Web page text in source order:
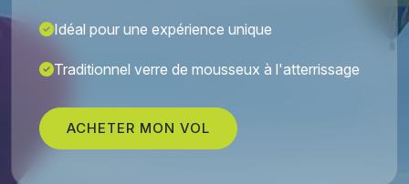
Idéal pour une expérience unique
Traditionnel verre de mousseux à l'atterrissage
ACHETER MON VOL